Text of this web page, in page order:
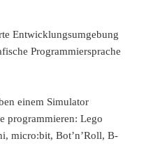
Entwicklungsumgebung
Programmiersprache
einem Simulator
programmieren: Lego
micro:bit, Bot’n’Roll, B-